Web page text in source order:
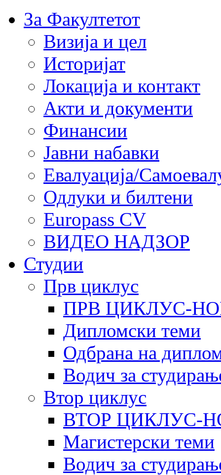
За Факултетот
Визија и цел
Историјат
Локација и контакт
Акти и документи
Финансии
Јавни набавки
Евалуација/
Одлуки и билтени
Europass CV
ВИДЕО НАДЗОР
Студии
Прв циклус
ПРВ ЦИКЛУС-
Дипломски теми
Одбрана на
Водич за
Втор циклус
ВТОР ЦИКЛУС-
Магистерски теми
Водич за